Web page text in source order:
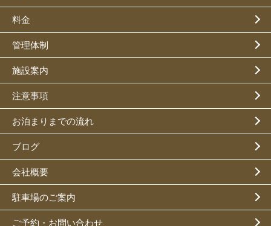
料金
管理体制
施設案内
注意事項
お泊まりまでの流れ
ブログ
会社概要
駐車場のご案内
ご予約・お問い合わせ